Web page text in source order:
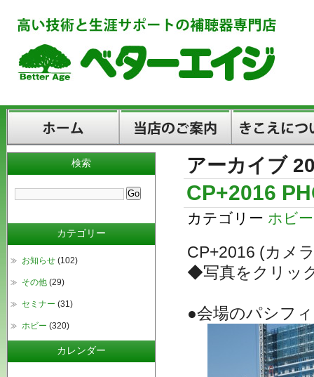
きこえについて
アーカイブ
CP+2016
カテゴリー ホビー
CP+2016 (カメ
◆写真をクリッ
●会場のパシフ
検索
カテゴリー
お知らせ (102)
その他 (29)
セミナー (31)
ホビー (320)
カレンダー